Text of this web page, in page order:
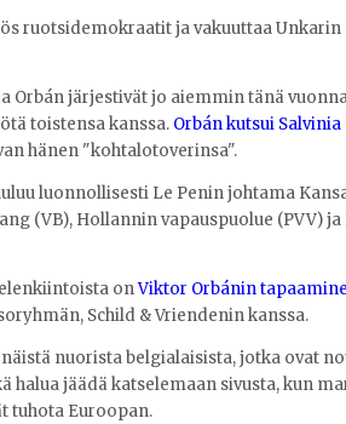
ruotsidemokraatit ja vakuuttaa
Orbán järjestivät jo aiemmin tänä
toistensa kanssa. Orbán kutsui
hänen "kohtalotoverinsa".
luonnollisesti Le Penin johtama
(VB), Hollannin vapauspuolue (PVV)
onViktor Orbánin
Schild & Vriendenin kanssa.
nuorista belgialaisista, jotka ovat
halua jäädä katselemaan sivusta, kun
tuhota Euroopan.